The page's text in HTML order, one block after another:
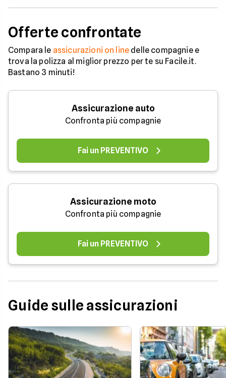
Offerte confrontate
Compara le assicurazioni on line delle compagnie e
trova la polizza al miglior prezzo per te su Facile.it.
Bastano 3 minuti!
Assicurazione auto
Confronta più compagnie
Fai un PREVENTIVO
Assicurazione moto
Confronta più compagnie
Fai un PREVENTIVO
Guide sulle assicurazioni